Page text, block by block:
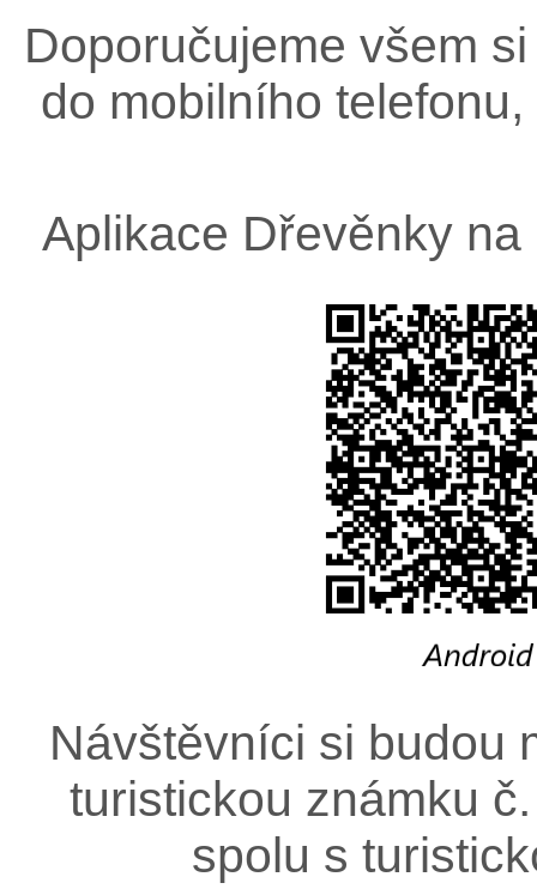
Doporučujeme všem
do mobilního
Aplikace Dřevěnky
Návštěvníci si budou
turistickou známku
spolu s